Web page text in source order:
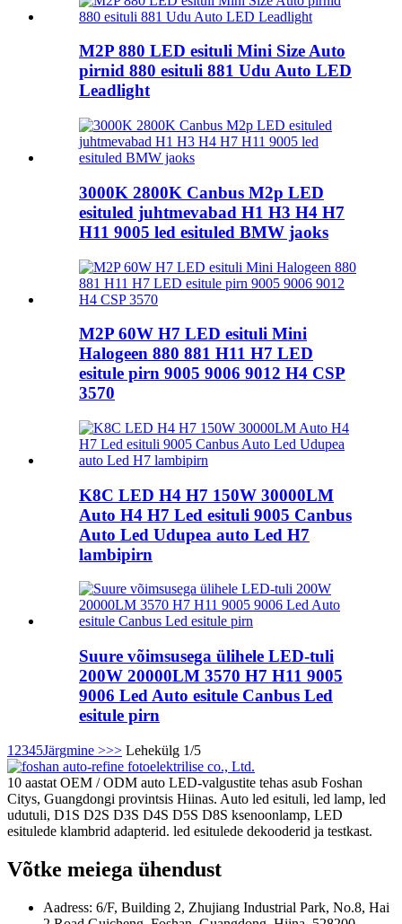
M2P 880 LED esituli Mini Size Auto
pirnid 880 esituli 881 Udu Auto LED
Leadlight
3000K 2800K Canbus M2p LED
esituled juhtmevabad H1 H3 H4 H7
H11 9005 led esituled BMW jaoks
M2P 60W H7 LED esituli Mini
Halogeen 880 881 H11 H7 LED
esitule pirn 9005 9006 9012 H4 CSP
3570
K8C LED H4 H7 150W 30000LM
Auto H4 H7 Led esituli 9005 Canbus
Auto Led Udupea auto Led H7
lambipirn
Suure võimsusega ülihele LED-tuli
200W 20000LM 3570 H7 H11 9005
9006 Led Auto esitule Canbus Led
esitule pirn
1 2345Järgmine >>> Lehekülg 1/5
10 aastat OEM / ODM auto LED-valgustite tehas asub Foshan
Citys, Guangdongi provintsis Hiinas. Auto led esituli, led lamp, led
udutuli, D1S D2S D3S D4S D5S D8S ksenoonlamp, LED
esitulede klambrid adapterid. led esitulede dekooderid ja testkast.
Võtke meiega ühendust
Aadress: 6/F, Building 2, Zhujiang Industrial Park, No.8, Hai